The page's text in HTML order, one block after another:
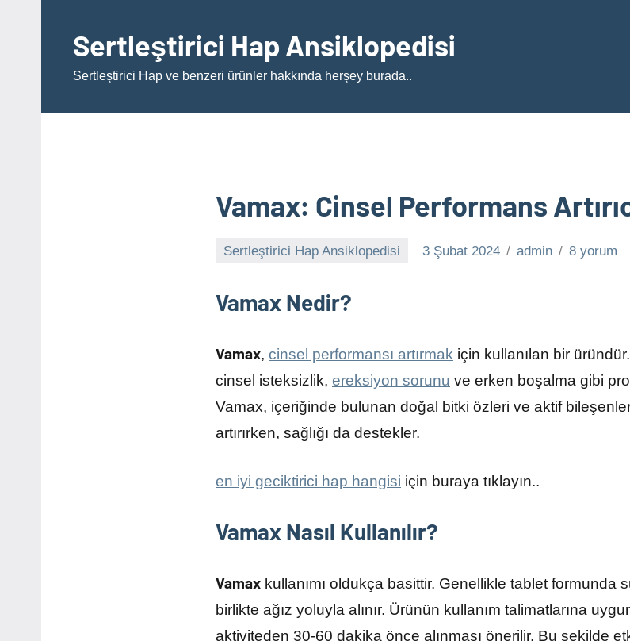
Sertleştirici Hap Ansiklopedisi
Sertleştirici Hap ve benzeri ürünler hakkında herşey burada..
Vamax: Cinsel Performans
Sertleştirici Hap Ansiklopedisi 3 Şubat 2024 admin 8 yorum
Vamax Nedir?
Vamax, cinsel performansı artırmak için kullanılan bir
cinsel isteksizlik, ereksiyon sorunu ve erken boşalma gibi
Vamax, içeriğinde bulunan doğal bitki özleri ve aktif
artırırken, sağlığı da destekler.
en iyi geciktirici hap hangisi için buraya tıklayın..
Vamax Nasıl Kullanılır?
Vamax kullanımı oldukça basittir. Genellikle tablet formunda
birlikte ağız yoluyla alınır. Ürünün kullanım talimatlarına
aktiviteden 30-60 dakika önce alınması önerilir. Bu şekilde